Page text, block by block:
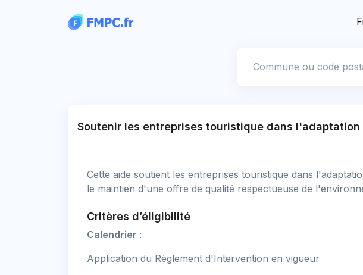
Soutenir les entreprises touristique dans
Cette aide soutient les entreprises touristique dans
le maintien d'une offre de qualité respectueuse de
Critères d’éligibilité
Calendrier :
Application du Règlement d'Intervention en vigueur